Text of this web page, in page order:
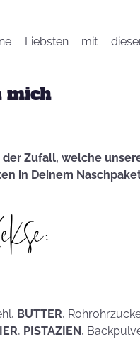
Liebsten mit
mich
Zufall, welche
in Deinem
BUTTER,
, PISTAZIEN,